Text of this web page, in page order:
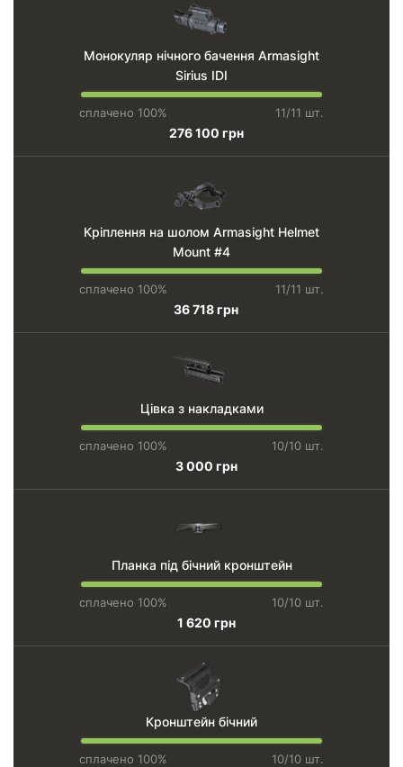
Монокуляр нічного бачення Armasight
Sirius IDI
сплачено 100% 11/11 шт.
276 100 грн
Кріплення на шолом Armasight Helmet
Mount #4
сплачено 100% 11/11 шт.
36 718 грн
Цівка з накладками
сплачено 100% 10/10 шт.
3 000 грн
Планка під бічний кронштейн
сплачено 100% 10/10 шт.
1 620 грн
Кронштейн бічний
сплачено 100% 10/10 шт.